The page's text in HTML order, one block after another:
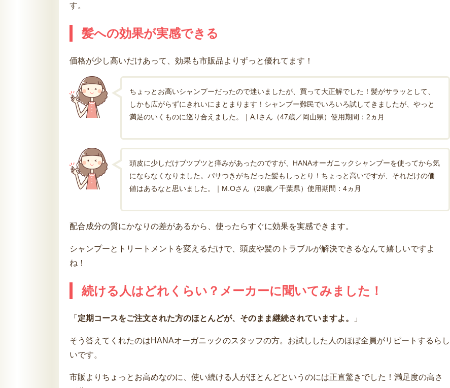
す。
髪への効果が実感できる
価格が少し高いだけあって、効果も市販品よりずっと優れてます！
ちょっとお高いシャンプーだったので迷いましたが、買って大正解でした！髪がサラッとして、
しかも広がらずにきれいにまとまります！シャンプー難民でいろいろ試してきましたが、やっと
満足のいくものに巡り合えました。｜A.Iさん（47歳／岡山県）使用期間：2ヵ月
頭皮に少しだけブツブツと痒みがあったのですが、HANAオーガニックシャンプーを使ってから気
にならなくなりました。パサつきがちだった髪もしっとり！ちょっと高いですが、それだけの価
値はあるなと思いました。｜M.Oさん（28歳／千葉県）使用期間：4ヵ月
配合成分の質にかなりの差があるから、使ったらすぐに効果を実感できます。
シャンプーとトリートメントを変えるだけで、頭皮や髪のトラブルが解決できるなんて嬉しいですよ
ね！
続ける人はどれくらい？メーカーに聞いてみました！
「 定期コースをご注文された方のほとんどが、そのまま継続されていますよ。 」
そう答えてくれたのはHANAオーガニックのスタッフの方。お試しした人のほぼ全員がリピートするらし
いです。
市販よりちょっとお高めなのに、使い続ける人がほとんどというのには正直驚きでした！満足度の高さ